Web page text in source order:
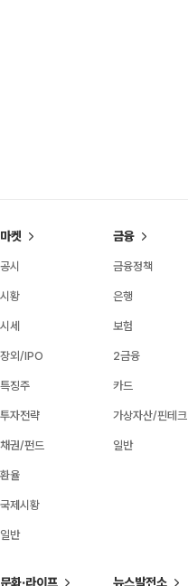
마켓
공시
시황
시세
장외/IPO
특징주
투자전략
채권/펀드
환율
국제시황
일반
금융
금융정책
은행
보험
2금융
카드
가상자산/핀테크
일반
문화·라이프 뉴스발전소